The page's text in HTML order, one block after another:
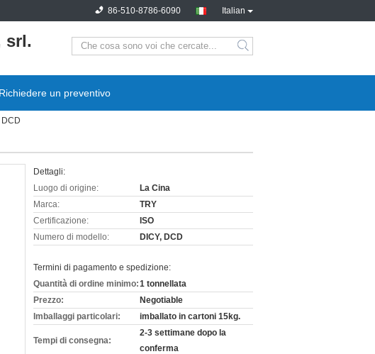
Italian
86-510-8786-6090
srl.
Richiedere un preventivo
Dettagli:
Luogo di origine:
La Cina
Marca:
TRY
Certificazione:
ISO
Numero di modello:
DICY, DCD
Termini di pagamento e spedizione:
Quantità di ordine minimo:1 tonnellata
Prezzo:
Negotiable
Imballaggi particolari:
imballato in cartoni 15kg.
Tempi di consegna:
2-3 settimane dopo la
conferma